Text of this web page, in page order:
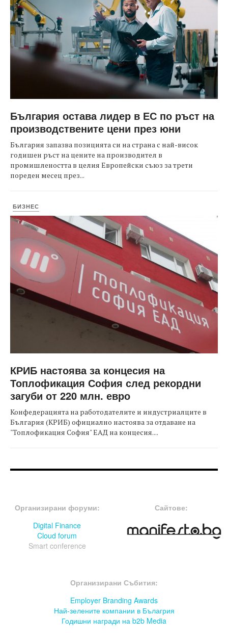
България остава лидер в ЕС по ръст на
производствените цени през юни
България запазва позицията си на страна с най-висок
годишен ръст на цените на производител в
промишлеността в целия Европейски съюз за трети
пореден месец през...
БИЗНЕС
КРИБ настоява за концесия на
Топлофикация София след рекордни
загуби от 220 млн. евро
Конфедерацията на работодателите и индустриалците в
България (КРИБ) официално настоява за отдаване на
"Топлофикация София" ЕАД на концесия....
Организирани форуми:
Digital Finance
Cloud forum
Smart conference
Сайтове:
Организирани Събития:
Employer Branding Awards
Най-зелените компании в Бълагрия
Годишни награди на b2b Media